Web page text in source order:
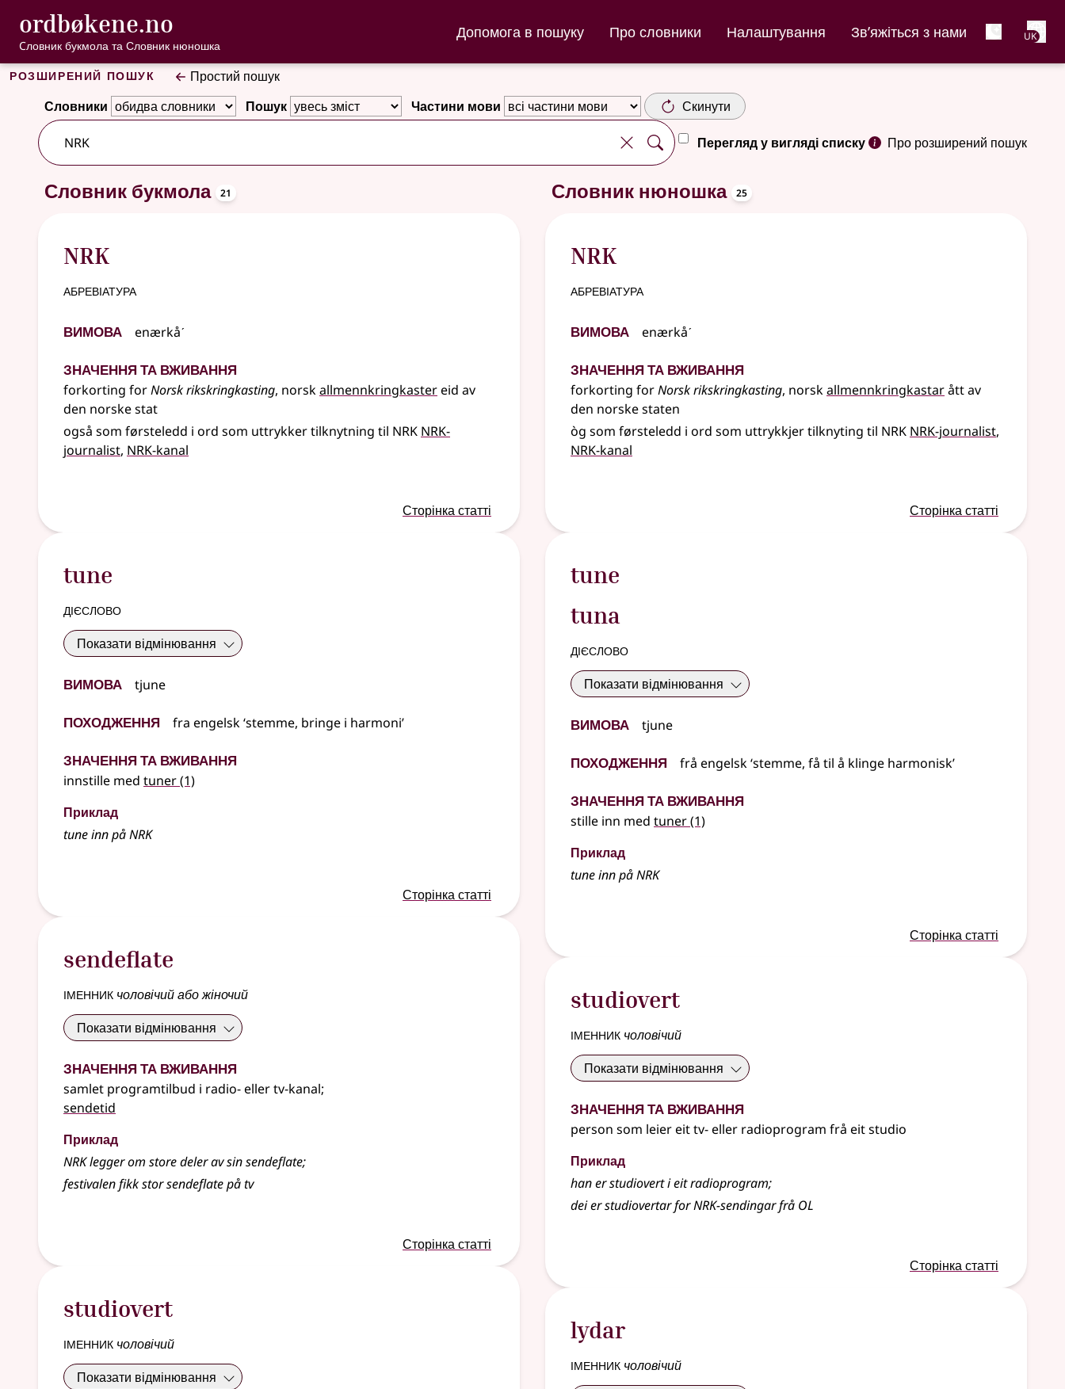
Перейти до основного вмісту
Доступність
ordbøkene.no , Cловник букмола та Словник нюношка
Cловник букмола та Словник нюношка
Допомога в пошуку Про словники Налаштування Зв’яжіться з нами UK
Розширений пошук
Простий пошук
Словники
Пошук Частини мови Скинути
Перегляд у вигляді списку
Про розширений пошук
Словник букмола 21 oppslagsord
NRK
абревіатура
Вимова enærkåˊ
Значення та вживання
forkorting forNorsk rikskringkasting, norskallmennkringkastereid av
den norske stat
også som førsteledd i ord som uttrykker tilknytning til NRK NRK-
journalist NRK-kanal
Сторінка статті
tune
дієслово
Показати відмінювання
Вимова tjune
Походження fra engelsk‘stemme, bringe i harmoni’
Значення та вживання
innstille med tuner(1)
Приклад
tune inn på NRK
Сторінка статті
sendeflate
іменник чоловічий або жіночий
Показати відмінювання
Значення та вживання
samlet programtilbud i radio-ellertv-kanal;
sendetid
Приклад
NRK legger om store deler av sinsendeflate;
festivalen fikk storsendeflatepå tv
Сторінка статті
studiovert
іменник чоловічий
Показати відмінювання
Словник нюношка 25 oppslagsord
NRK
абревіатура
Вимова enærkåˊ
Значення та вживання
forkorting forNorsk rikskringkasting, norskallmennkringkastarått av
den norske staten
òg som førsteledd i ord som uttrykkjer tilknyting til NRK NRK-journalist
NRK-kanal
Сторінка статті
tune
tuna
дієслово
Показати відмінювання
Вимова tjune
Походження frå engelsk ‘stemme, få til å klinge harmonisk’
Значення та вживання
stille inn med tuner(1)
Приклад
tune inn på NRK
Сторінка статті
studiovert
іменник чоловічий
Показати відмінювання
Значення та вживання
person som leier eit tv-eller radioprogram frå eit studio
Приклад
han er studiovert i eit radioprogram;
dei er studiovertar for NRK-sendingar frå OL
Сторінка статті
lydar
іменник чоловічий